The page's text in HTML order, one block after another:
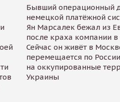
Бывший операционный
немецкой платёжной
Ян Марсалек бежал из
после краха компании в
Сейчас он живёт в
перемещается по
на оккупированные
Украины